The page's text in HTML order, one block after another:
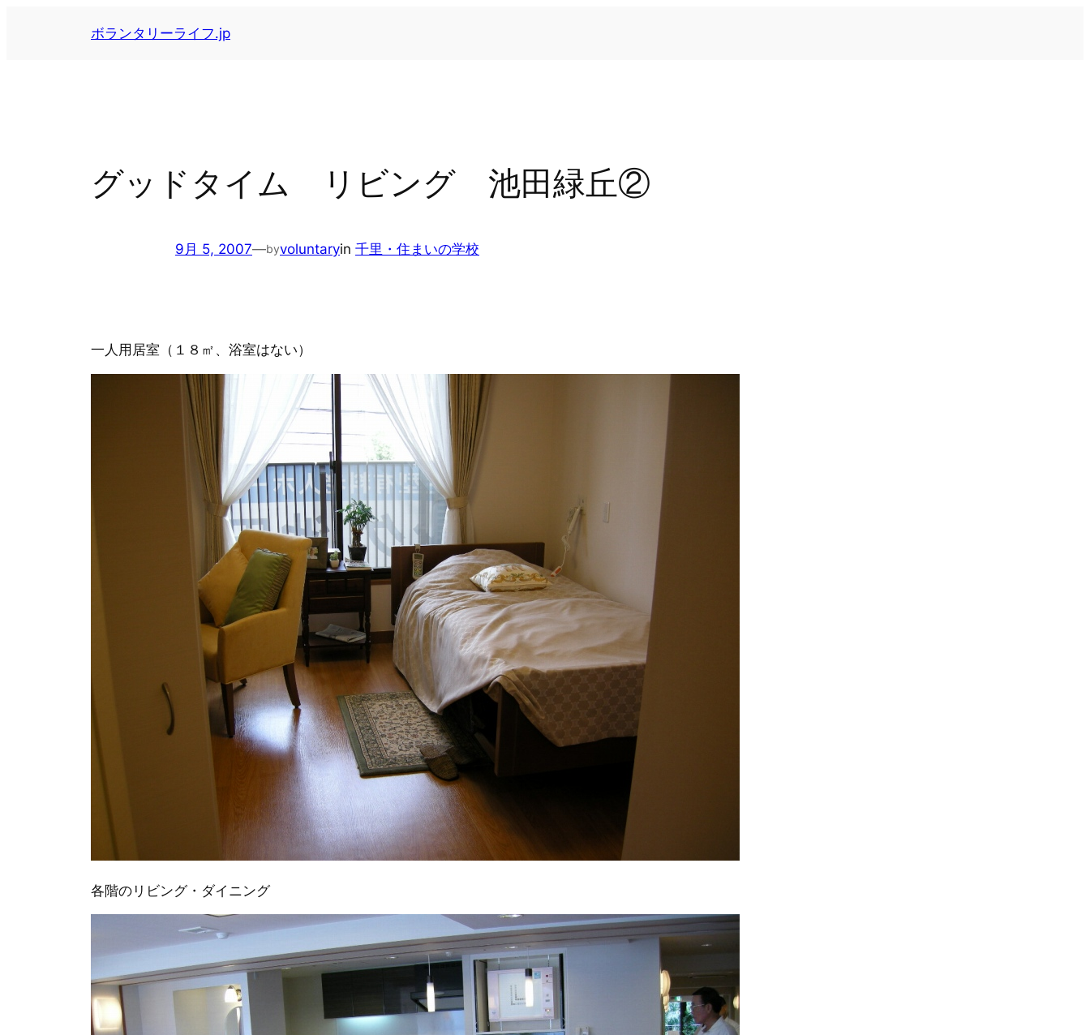
ボランタリーライフ.jp
グッドタイム リビング 池田緑丘②
9月 5, 2007—byvoluntaryin 千里・住まいの学校
一人用居室（１８㎡、浴室はない）
各階のリビング・ダイニング